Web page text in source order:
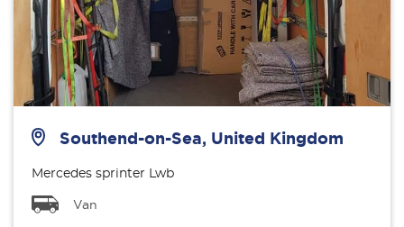
Southend-on-Sea, United Kingdom
Mercedes sprinter Lwb
Van